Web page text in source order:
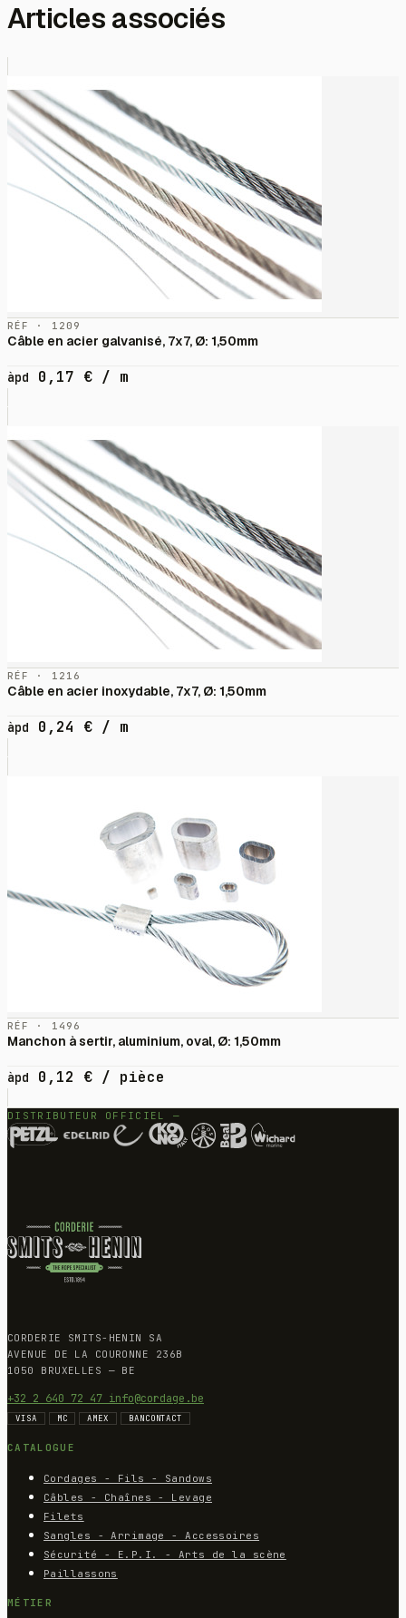
Articles associés
RÉF · 1209
Câble en acier galvanisé, 7x7, Ø: 1,50mm
àpd 0,17 € / m
RÉF · 1216
Câble en acier inoxydable, 7x7, Ø: 1,50mm
àpd 0,24 € / m
RÉF · 1496
Manchon à sertir, aluminium, oval, Ø: 1,50mm
àpd 0,12 € / pièce
DISTRIBUTEUR OFFICIEL —
CORDERIE SMITS-HENIN SA
AVENUE DE LA COURONNE 236B
1050 BRUXELLES — BE
+32 2 640 72 47 info@cordage.be
VISA MC AMEX BANCONTACT
CATALOGUE
Cordages - Fils - Sandows
Câbles - Chaînes - Levage
Filets
Sangles - Arrimage - Accessoires
Sécurité - E.P.I. - Arts de la scène
Paillassons
MÉTIER